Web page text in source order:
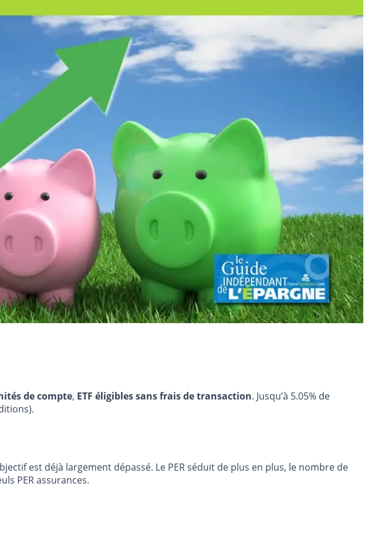
de compte, ETF éligibles sans frais de transaction. Jusqu’à 5.05% de
est déjà largement dépassé. Le PER séduit de plus en plus, le nombre de
PER assurances.